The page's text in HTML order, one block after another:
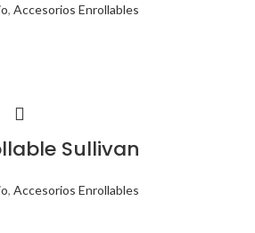
, Accesorios Enrollables
Sullivan
, Accesorios Enrollables